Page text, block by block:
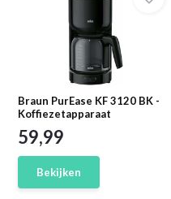
Braun PurEase KF 3120 BK -
Koffiezetapparaat
59,99
Bekijken